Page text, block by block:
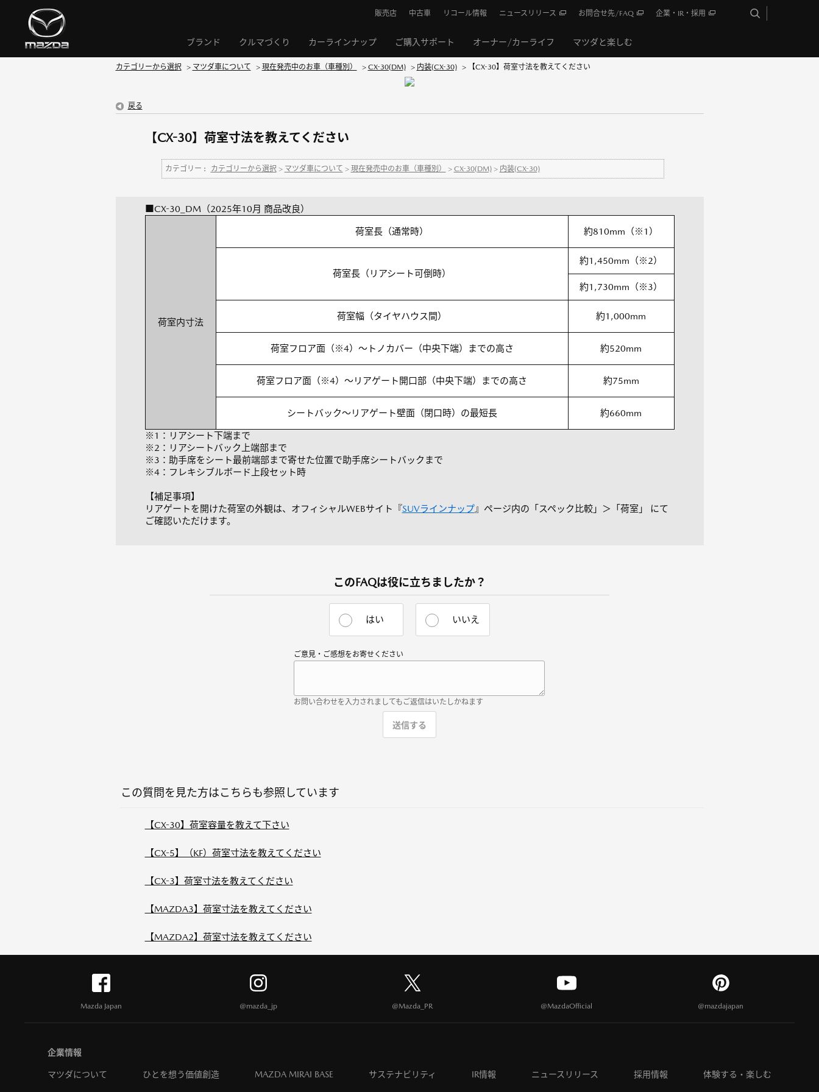
ブランド クルマづくり カーラインナップ ご購入サポート オーナー/カーライフ マツダと楽しむ
販売店 中古車 リコール情報 ニュースリリース お問合せ先/FAQ 企業・IR・採用
カテゴリーから選択 > マツダ車について > 現在発売中のお車（車種別） > CX-30(DM) > 内装(CX-30) > 【CX-30】荷室寸法を教えてください
戻る
【CX-30】荷室寸法を教えてください
カテゴリー : カテゴリーから選択 > マツダ車について > 現在発売中のお車（車種別） > CX-30(DM)> 内装(CX-30)
■CX-30_DM（2025年10月 商品改良）
荷室内寸法
荷室長（通常時） 約810mm（※1）
荷室長（リアシート可倒時）
約1,450mm（※2）
約1,730mm（※3）
荷室幅（タイヤハウス間） 約1,000mm
荷室フロア面（※4）～トノカバー（中央下端）までの高さ 約520mm
荷室フロア面（※4）～リアゲート開口部（中央下端）までの高さ 約75mm
シートバック～リアゲート壁面（閉口時）の最短長 約660mm
※1：リアシート下端まで
※2：リアシートバック上端部まで
※3：助手席をシート最前端部まで寄せた位置で助手席シートバックまで
※4：フレキシブルボード上段セット時
【補足事項】
リアゲートを開けた荷室の外観は、オフィシャルWEBサイト『SUVラインナップ』ページ内の「スペック比較」＞「荷室」 にて
ご確認いただけます。
このFAQは役に立ちましたか？
はい いいえ
ご意見・ご感想をお寄せください
お問い合わせを入力されましてもご返信はいたしかねます
この質問を見た方はこちらも参照しています
【CX-30】荷室容量を教えて下さい
【CX-5】（KF）荷室寸法を教えてください
【CX-3】荷室寸法を教えてください
【MAZDA3】荷室寸法を教えてください
【MAZDA2】荷室寸法を教えてください
Mazda Japan @mazda_jp @Mazda_PR @MazdaOfficial @mazdajapan
企業情報
マツダについて ひとを想う価値創造 MAZDA MIRAI BASE サステナビリティ IR情報 ニュースリリース 採用情報 体験する・楽しむ